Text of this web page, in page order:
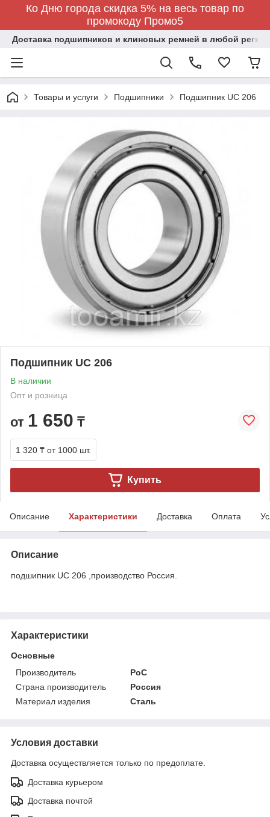
Ко Дню города скидка 5% на весь товар по
промокоду Промо5
Доставка подшипников и клиновых ремней в любой регион
Товары и услуги Подшипники Подшипник UC 206
Подшипник UC 206
В наличии
Опт и розница
от 1 650 ₸
1 320 ₸ от 1000 шт.
Купить
Описание Характеристики Доставка Оплата
Описание
подшипник UC 206 ,производство Россия.
Характеристики
Основные
Производитель
РоС
Страна производитель
Россия
Материал изделия
Сталь
Условия доставки
Доставка осуществляется только по предоплате.
Доставка курьером
Доставка почтой